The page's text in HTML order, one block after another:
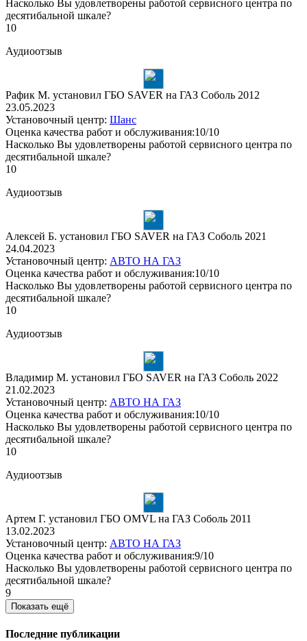
Насколько Вы удовлетворены работой сервисного центра по
десятибальной шкале?
10
Аудиоотзыв
Рафик М. установил ГБО SAVER на ГАЗ Соболь 2012
23.05.2023
Установочный центр: Шанс
Оценка качества работ и обслуживания:10/10
Насколько Вы удовлетворены работой сервисного центра по
десятибальной шкале?
10
Аудиоотзыв
Алексей Б. установил ГБО SAVER на ГАЗ Соболь 2021
24.04.2023
Установочный центр: АВТО НА ГАЗ
Оценка качества работ и обслуживания:10/10
Насколько Вы удовлетворены работой сервисного центра по
десятибальной шкале?
10
Аудиоотзыв
Владимир М. установил ГБО SAVER на ГАЗ Соболь 2022
21.02.2023
Установочный центр: АВТО НА ГАЗ
Оценка качества работ и обслуживания:10/10
Насколько Вы удовлетворены работой сервисного центра по
десятибальной шкале?
10
Аудиоотзыв
Артем Г. установил ГБО OMVL на ГАЗ Соболь 2011
13.02.2023
Установочный центр: АВТО НА ГАЗ
Оценка качества работ и обслуживания:9/10
Насколько Вы удовлетворены работой сервисного центра по
десятибальной шкале?
9
Показать ещё
Последние публикации